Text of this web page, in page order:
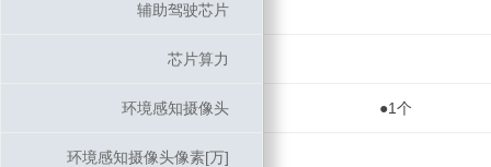
辅助驾驶芯片
芯片算力
环境感知摄像头 ●1个
环境感知摄像头像素[万]
辅助驾驶芯片
芯片算力
环境感知摄像头
环境感知摄像头像素[万]